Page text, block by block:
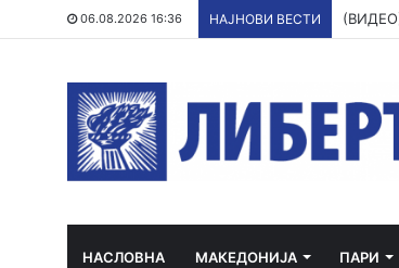
06.08.2026 16:36 НАЈНОВИ ВЕСТИ
НАСЛОВНА МАКЕДОНИЈА ПАРИ